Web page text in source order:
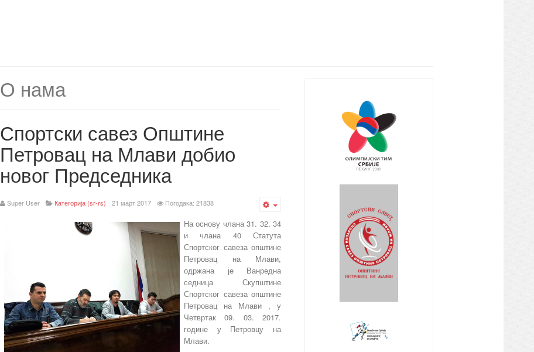
О нама
Спортски савез Општине
Петровац на Млави добио
новог Председника
Super User Категорија (sr-rs) 21 март 2017 Погодака: 21838
На основу члана 31. 32. 34
и члана 40 Статута
Спортског савеза општине
Петровац на Млави,
одржана је Ванредна
седница Скупштине
Спортског савеза општине
Петровац на Млави , у
Четвртак 09. 03. 2017.
године у Петровцу на
Млави.